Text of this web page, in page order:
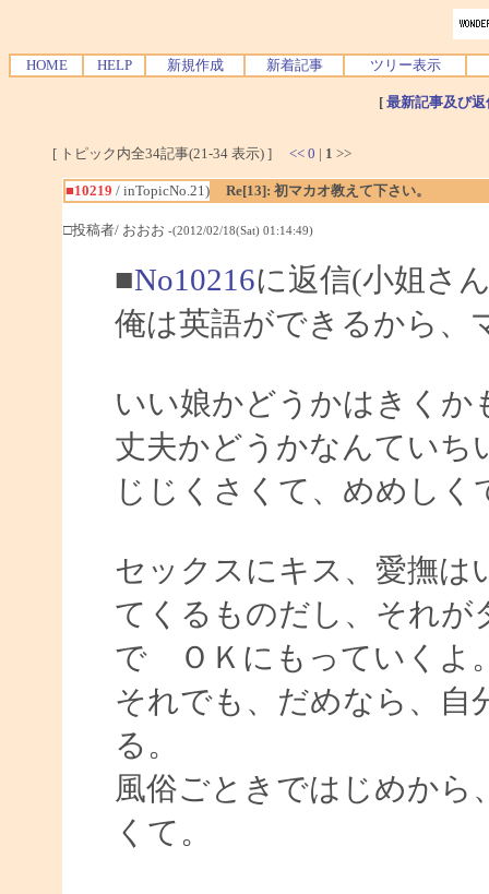
HOME HELP 新規作成 新着記事 ツリー表示
[ 最新記事及び
[ トピック内全34記事(21-34 表示) ] << 0 | 1 >>
■10219 / inTopicNo.21) Re[13]: 初マカオ教えて下さい。
□投稿者/ おおお -(2012/02/18(Sat) 01:14:49)
■No10216に返信(小姐さ
俺は英語ができるから、
いい娘かどうかはきくか
丈夫かどうかなんていち
じじくさくて、めめしく
セックスにキス、愛撫は
てくるものだし、それが
で ＯＫにもっていくよ
それでも、だめなら、自
る。
風俗ごときではじめから
くて。